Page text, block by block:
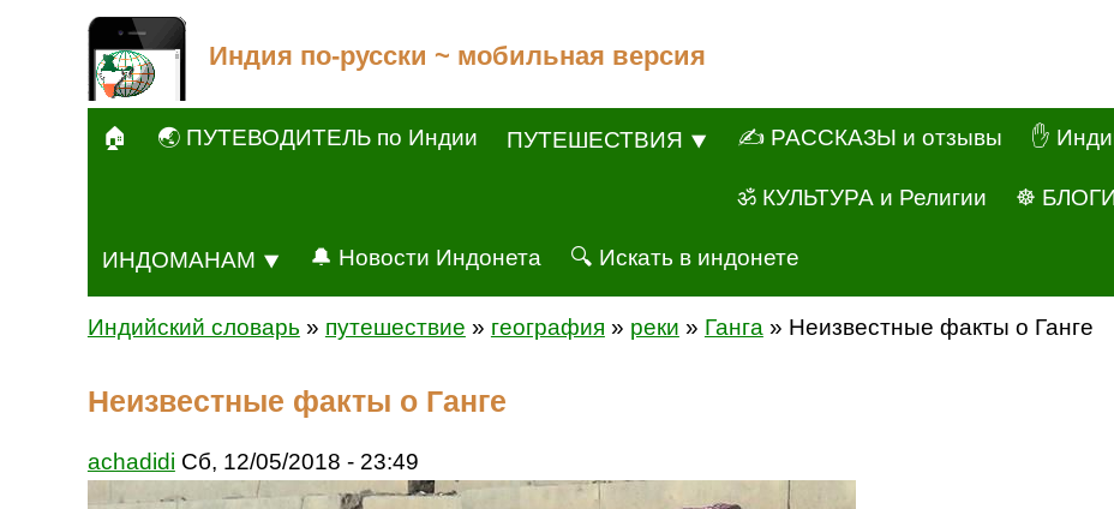
Индия по-русски ~ мобильная версия
🏠 🌏 ПУТЕВОДИТЕЛЬ по Индии ПУТЕШЕСТВИЯ ⯆ ✍ РАССКАЗЫ и отзывы ✋
ॐ КУЛЬТУРА и Религии ☸ БЛОГИ
ИНДОМАНАМ ⯆ 🔔 Новости Индонета 🔍 Искать в индонете
Индийский словарь » путешествие » география » реки » Ганга » Неизвестные факты о Ганге
Неизвестные факты о Ганге
achadidi Сб, 12/05/2018 - 23:49